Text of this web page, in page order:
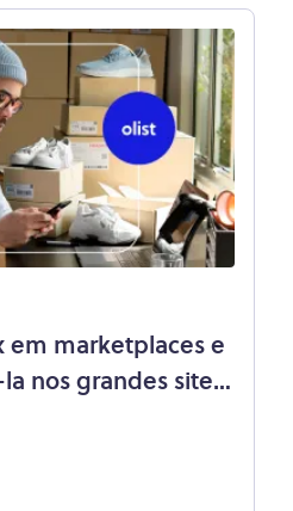
em marketplaces e
nos grandes sites